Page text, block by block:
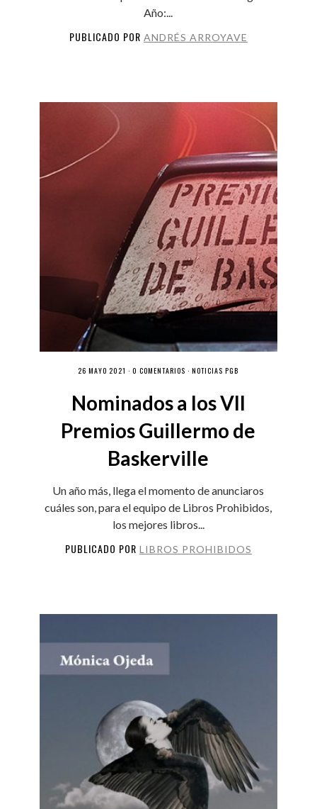
Año:...
PUBLICADO POR ANDRÉS ARROYAVE
26 MAYO 2021 ·0 COMENTARIOS ·NOTICIAS PGB
Nominados a los VII
Premios Guillermo de
Baskerville
Un año más, llega el momento de anunciaros
cuáles son, para el equipo de Libros Prohibidos,
los mejores libros...
PUBLICADO POR LIBROS PROHIBIDOS